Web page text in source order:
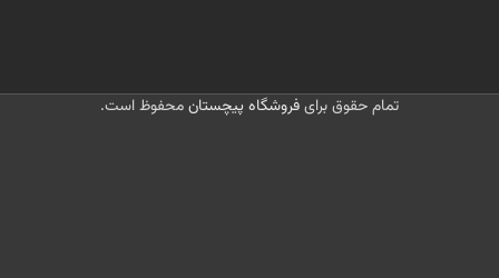
تمام حقوق برایفروشگاه پیچستانمحفوظ است.